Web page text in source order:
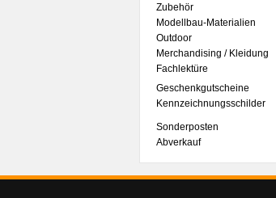
Zubehör
Modellbau-Materialien
Outdoor
Merchandising / Kleidung
Fachlektüre
Geschenkgutscheine
Kennzeichnungsschilder
Sonderposten
Abverkauf